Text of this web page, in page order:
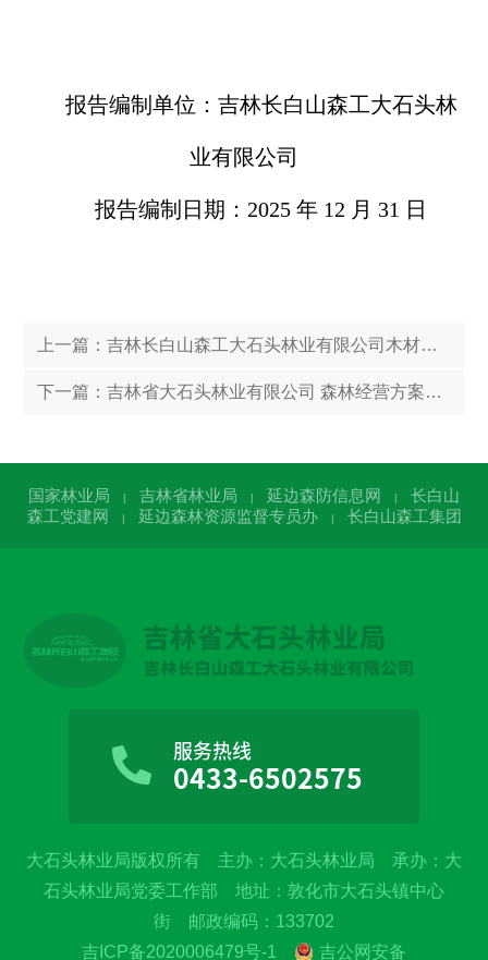
报告编制单位：吉林长白山森工大石头林
业有限公司
报告编制日期： 2025 年 12 月 31 日
上一篇： 吉林长白山森工大石头林业有限公司木材网上竞价销售公告
下一篇： 吉林省大石头林业有限公司 森林经营方案（摘要）（修订版2026年—2028年）
国家林业局 | 吉林省林业局 | 延边森防信息网 | 长白山
森工党建网
| 延边森林资源监督专员办| 长白山森工集团
服务热线
0433-6502575
大石头林业局版权所有 主办：大石头林业局 承办：大
石头林业局党委工作部 地址：敦化市大石头镇中心
街 邮政编码：133702
吉ICP备2020006479号-1
吉公网安备